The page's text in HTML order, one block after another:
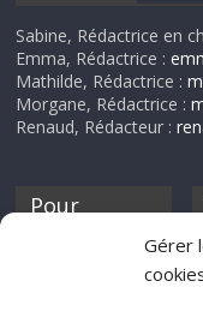
Gérer
Sabine, Rédactrice en
Emma, Rédactrice :
Mathilde, Rédactrice :
Morgane, Rédactrice :
Renaud, Rédacteur :
Pour
discothèque